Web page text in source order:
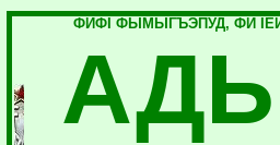
ФИФI ФЫМЫГЪЭПУД, ФИ